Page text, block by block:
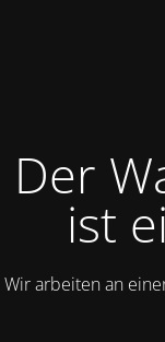
Der
ist
Wir arbeiten an